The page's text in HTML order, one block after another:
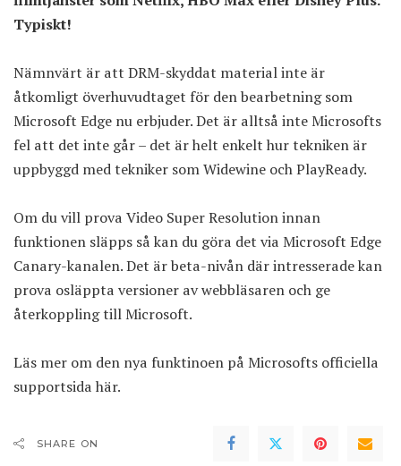
Typiskt!
Nämnvärt är att DRM-skyddat material inte är
åtkomligt överhuvudtaget för den bearbetning som
Microsoft Edge nu erbjuder. Det är alltså inte Microsofts
fel att det inte går – det är helt enkelt hur tekniken är
uppbyggd med tekniker som Widewine och PlayReady.
Om du vill prova Video Super Resolution innan
funktionen släpps så kan du göra det via Microsoft Edge
Canary-kanalen. Det är beta-nivån där intresserade kan
prova osläppta versioner av webbläsaren och ge
återkoppling till Microsoft.
Läs mer om den nya funktinoen på Microsofts officiella
supportsida här.
SHARE ON